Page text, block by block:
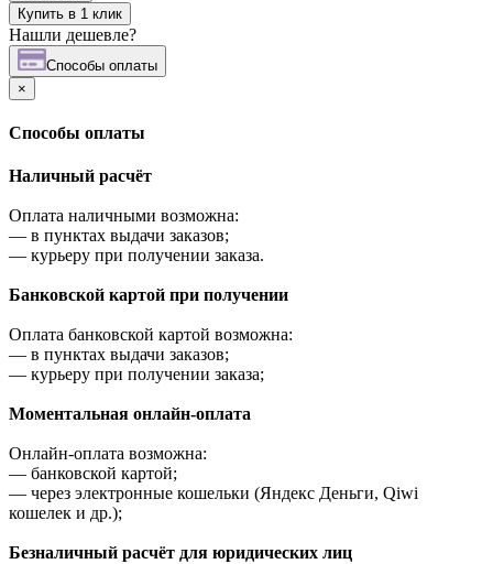
Купить в 1 клик
Нашли дешевле?
Cпособы оплаты
×
Cпособы оплаты
Наличный расчёт
Оплата наличными возможна:
— в пунктах выдачи заказов;
— курьеру при получении заказа.
Банковской картой при получении
Оплата банковской картой возможна:
— в пунктах выдачи заказов;
— курьеру при получении заказа;
Моментальная онлайн-оплата
Онлайн-оплата возможна:
— банковской картой;
— через электронные кошельки (Яндекс Деньги, Qiwi
кошелек и др.);
Безналичный расчёт для юридических лиц